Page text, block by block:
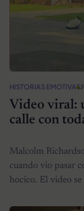
HISTORIAS EMOTIVAS
Video viral:
calle con
Malcolm
cuando vio pasar
hocico. El video